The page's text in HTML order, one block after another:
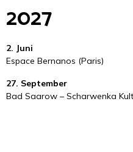
2027
2. Juni
Espace Bernanos (Paris)
27. September
Bad Saarow – Scharwenka